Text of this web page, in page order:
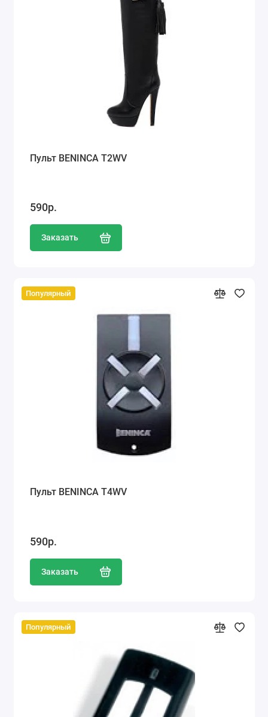
Пульт BENINCA T2WV
590р.
Заказать
Популярный
Пульт BENINCA T4WV
590р.
Заказать
Популярный